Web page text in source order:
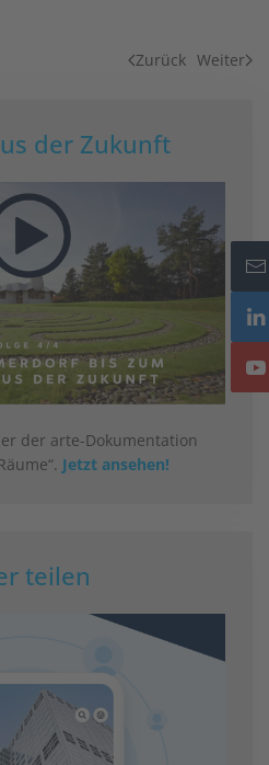
Zurück Weiter
der Zukunft
der arte-Dokumentation
Jetzt ansehen!
teilen